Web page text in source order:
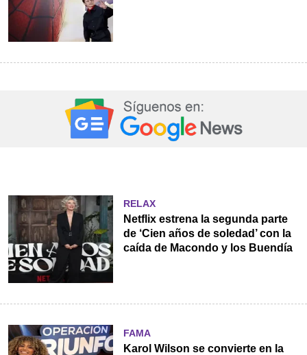
RELAX
Netflix estrena la segunda parte
de ‘Cien años de soledad’ con la
caída de Macondo y los Buendía
FAMA
Karol Wilson se convierte en la